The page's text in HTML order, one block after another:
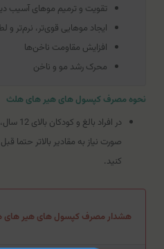
تقویت و ترمیم موهای آسیب
ایجاد موهایی قوی‌تر، نرم‌تر و
افزایش مقاومت ناخن‌ها
محرک رشد مو و ناخن
نحوه مصرف کپسول های هیر های هلث
صورت نیاز به مقادیر بالاتر حتما
کنید.
هشدار مصرف کپسول های هیر های